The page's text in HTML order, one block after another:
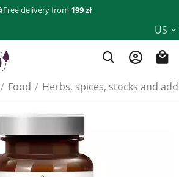
Free delivery from 199 zł
US
/ Food / Herbs, spices, stocks and